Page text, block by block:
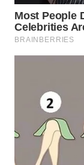
TAPANULI
SELATAN
LESUNG
KARO